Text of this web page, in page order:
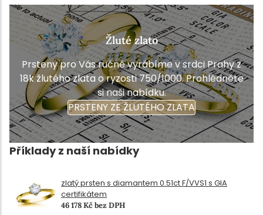
Žluté zlato
Prsteny pro Vás ručně vyrábíme v srdci Prahy z
18k žlutého zlata o ryzosti 750/1000. Prohlédněte
si naši nabídku.
PRSTENY ZE ŽLUTÉHO ZLATA
Příklady z naší nabídky
zlatý prsten s diamantem 0.51ct F/VVS1 s GIA
certifikátem
46 178 Kč bez DPH